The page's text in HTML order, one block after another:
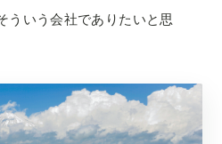
ういう会社でありたいと思